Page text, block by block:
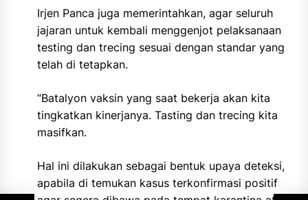
Irjen Panca juga memerintahkan, agar seluruh
jajaran untuk kembali menggenjot pelaksanaan
testing dan trecing sesuai dengan standar yang
telah di tetapkan.
“Batalyon vaksin yang saat bekerja akan kita
tingkatkan kinerjanya. Tasting dan trecing kita
masifkan.
Hal ini dilakukan sebagai bentuk upaya deteksi,
apabila di temukan kasus terkonfirmasi positif